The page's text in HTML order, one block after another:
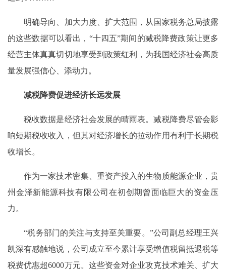
明确导向、加大力度、扩大范围，从国家税务总局披露
的这些数据可以看出，“十四五”期间的减税降费政策让更多
经营主体真真切切地享受到政策红利，为我国经济社会高质
量发展强信心、添动力。
减税降费促进经济长远发展
税收数据是经济社会发展的晴雨表。减税降费尽管会影
响短期税收收入，但其对经济增长的拉动作用有利于长期税
收增长。
作为一家技术密集、重资产投入的生物质能源企业，贵
州金泽新能源科技有限公司在初创期曾面临巨大的资金压
力。
“税务部门的关注与支持至关重要。”公司副总经理王兴
凯深有感触地说，公司成立至今累计享受增值税留抵退税等
税费优惠超6000万元。这些资金对企业攻克技术难关、扩大